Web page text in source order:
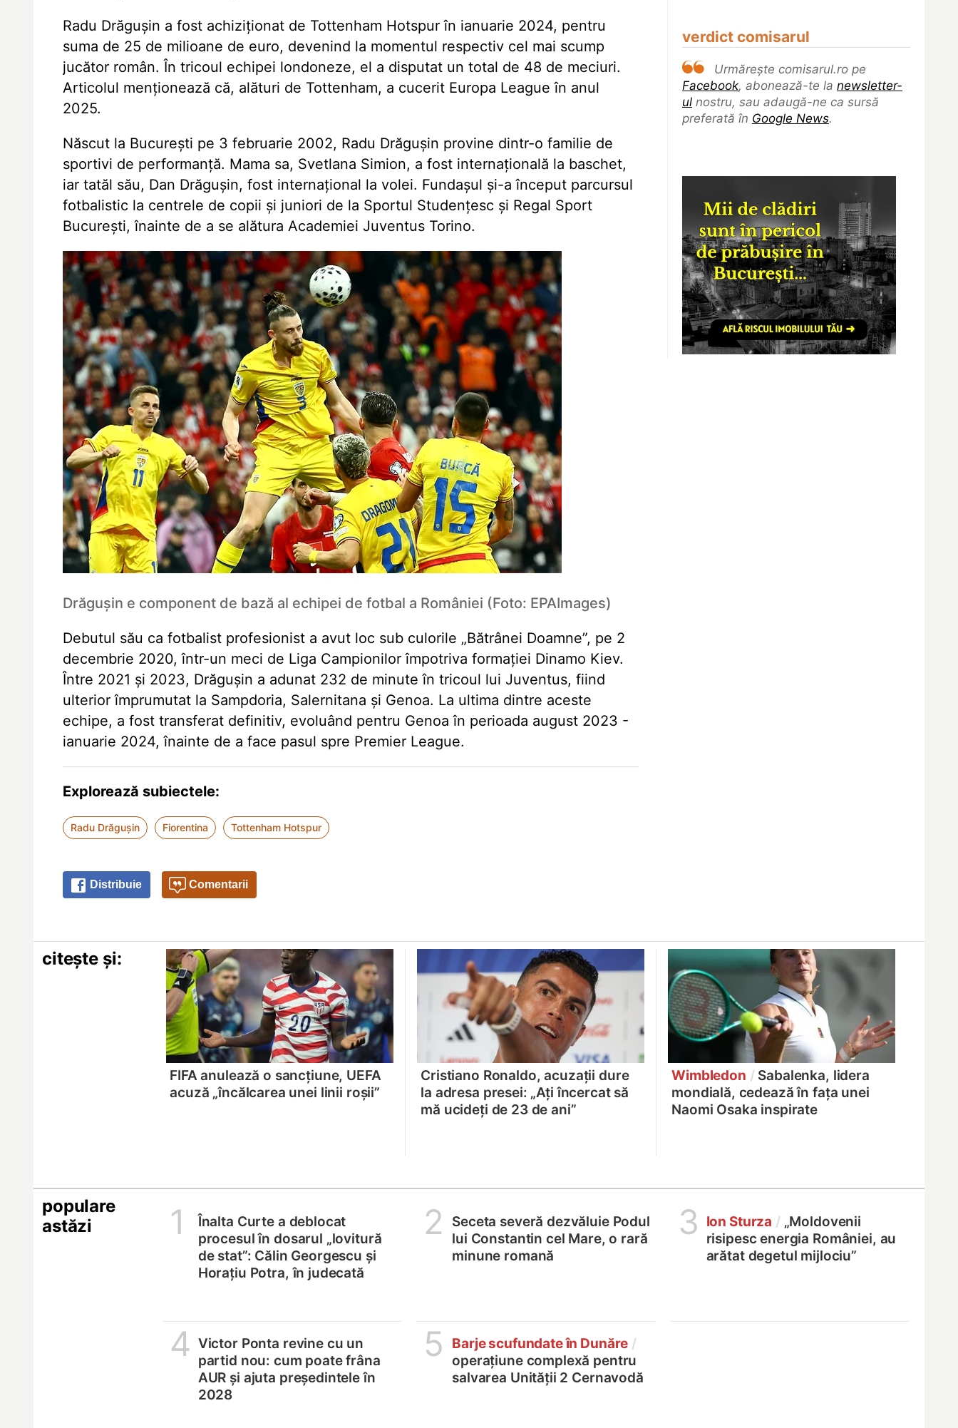
verdict comisarul
Urmărește comisarul.ro pe
Facebook, abonează-te la newsletter-
ul nostru, sau adaugă-ne ca sursă
preferată în Google News.
Radu Drăgușin a fost achiziționat de Tottenham Hotspur în ianuarie 2024, pentru
suma de 25 de milioane de euro, devenind la momentul respectiv cel mai scump
jucător român. În tricoul echipei londoneze, el a disputat un total de 48 de meciuri.
Articolul menționează că, alături de Tottenham, a cucerit Europa League în anul
2025.
Născut la București pe 3 februarie 2002, Radu Drăgușin provine dintr-o familie de
sportivi de performanță. Mama sa, Svetlana Simion, a fost internațională la baschet,
iar tatăl său, Dan Drăgușin, fost internațional la volei. Fundașul și-a început parcursul
fotbalistic la centrele de copii și juniori de la Sportul Studențesc și Regal Sport
București, înainte de a se alătura Academiei Juventus Torino.
Drăgușin e component de bază al echipei de fotbal a României (Foto: EPAImages)
Debutul său ca fotbalist profesionist a avut loc sub culorile „Bătrânei Doamne”, pe 2
decembrie 2020, într-un meci de Liga Campionilor împotriva formației Dinamo Kiev.
Între 2021 și 2023, Drăgușin a adunat 232 de minute în tricoul lui Juventus, fiind
ulterior împrumutat la Sampdoria, Salernitana și Genoa. La ultima dintre aceste
echipe, a fost transferat definitiv, evoluând pentru Genoa în perioada august 2023 -
ianuarie 2024, înainte de a face pasul spre Premier League.
Explorează subiectele:
Radu Drăgușin Fiorentina Tottenham Hotspur
Distribuie Comentarii
citește și:
FIFA anulează o sancțiune, UEFA
acuză „încălcarea unei linii roșii”
Cristiano Ronaldo, acuzații dure
la adresa presei: „Ați încercat să
mă ucideți de 23 de ani”
Wimbledon / Sabalenka, lidera
mondială, cedează în fața unei
Naomi Osaka inspirate
populare
astăzi
1
Înalta Curte a deblocat
procesul în dosarul „lovitură
de stat”: Călin Georgescu și
Horațiu Potra, în judecată
2
Seceta severă dezvăluie Podul
lui Constantin cel Mare, o rară
minune romană
3 Ion Sturza / „Moldovenii
risipesc energia României, au
arătat degetul mijlociu”
4 Victor Ponta revine cu un
partid nou: cum poate frâna
AUR și ajuta președintele în
2028
5 Barje scufundate în Dunăre /
operațiune complexă pentru
salvarea Unității 2 Cernavodă